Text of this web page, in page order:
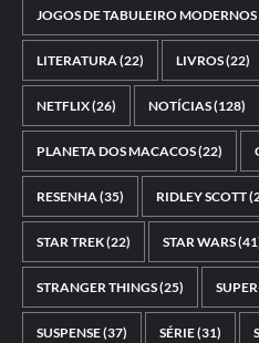
JOGOS DE TABULEIRO MODERNOS
LITERATURA(22) LIVROS(22)
NETFLIX(26) NOTÍCIAS(128)
PLANETA DOS MACACOS(22)
RESENHA(35) RIDLEY SCOTT
STAR TREK(22) STAR WARS
STRANGER THINGS(25)
SUSPENSE(37) SÉRIE(31)